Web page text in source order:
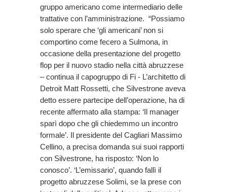
gruppo americano come intermediario delle
trattative con l’amministrazione. “Possiamo
solo sperare che ‘gli americani’ non si
comportino come fecero a Sulmona, in
occasione della presentazione del progetto
flop per il nuovo stadio nella città abruzzese
– continua il capogruppo di Fi - L’architetto di
Detroit Matt Rossetti, che Silvestrone aveva
detto essere partecipe dell’operazione, ha di
recente affermato alla stampa: ‘Il manager
sparì dopo che gli chiedemmo un incontro
formale’. Il presidente del Cagliari Massimo
Cellino, a precisa domanda sui suoi rapporti
con Silvestrone, ha risposto: ‘Non lo
conosco’. ‘L’emissario’, quando fallì il
progetto abruzzese Solimi, se la prese con